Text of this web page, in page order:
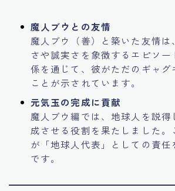
魔人ブウとの友情
魔人ブウ（善）と築いた友情は
さや誠実さを象徴するエピソー
係を通じて、彼がただのギャグ
ことが示されています。
元気玉の完成に貢献
魔人ブウ編では、地球人を説
成させる役割を果たしました。
が「地球人代表」としての責任
です。